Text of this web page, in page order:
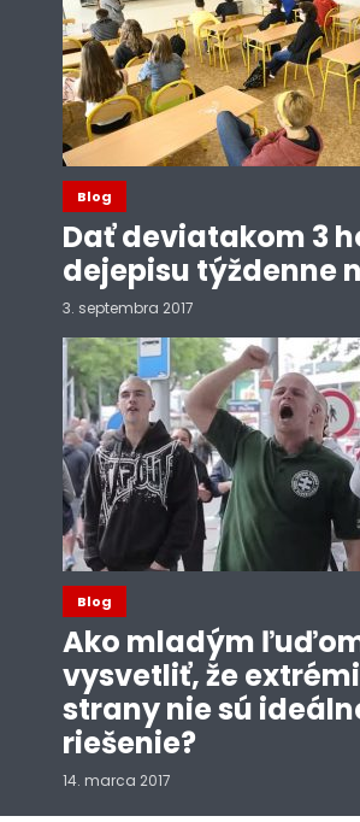
Blog
Dať deviatakom 3
dejepisu týždenne
3. septembra 2017
Blog
Ako mladým
vysvetliť, že
strany nie sú
riešenie?
14. marca 2017